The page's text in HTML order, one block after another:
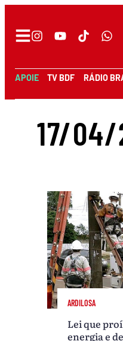
APOIE TV BDF RÁDIO
17/
ARDILOSA
Lei que
energia e